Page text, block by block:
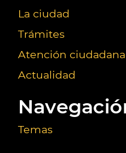
La ciudad
Trámites
Atención ciudadana
Actualidad
Temas